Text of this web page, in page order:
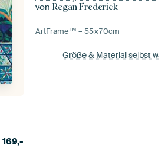
169,-
vonRegan Frederick
ArtFrame™ –55×70cm
Größe & Material selbst